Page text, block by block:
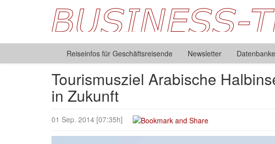
Reiseinfos für Geschäftsreisende Newsletter
Tourismusziel Arabische
in Zukunft
01 Sep. 2014 [07:35h]